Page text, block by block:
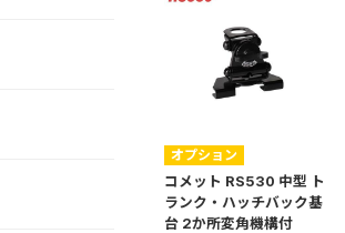
オプション
コメット RS530 中型 ト
ランク・ハッチバック基
台 2か所変角機構付